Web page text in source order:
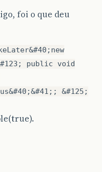
foi o que deu
public void
&#125;